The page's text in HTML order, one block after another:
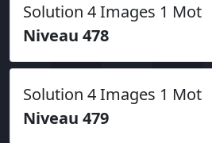
Solution 4 Images 1 Mot
Niveau 478
Solution 4 Images 1 Mot
Niveau 479